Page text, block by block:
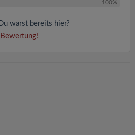
100%
warst bereits hier?